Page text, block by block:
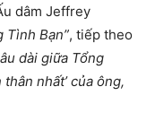
dâm Jeffrey
Tình Bạn”, tiếp theo
dài giữa Tổng
nhất’ của ông,